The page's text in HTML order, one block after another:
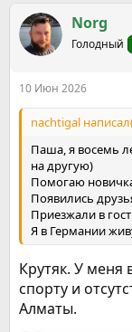
к
ц
и
Norg
Голодный
10 Июн 2026
nachtigal
Паша, я восемь
на другую)
Помогаю
Появились
Приезжали в
Я в Германии
Крутяк. У
спорту и
Алматы.